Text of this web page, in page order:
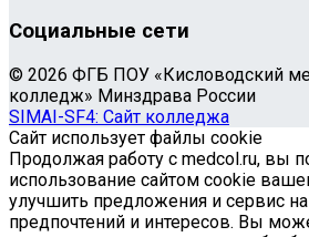
Социальные сети
© 2026 ФГБ ПОУ «Кисловодский
колледж» Минздрава России
SIMAI-SF4: Сайт колледжа
Сайт использует файлы cookie
Продолжая работу с medcol.ru, вы
использование сайтом cookie
улучшить предложения и сервис
предпочтений и интересов. Вы